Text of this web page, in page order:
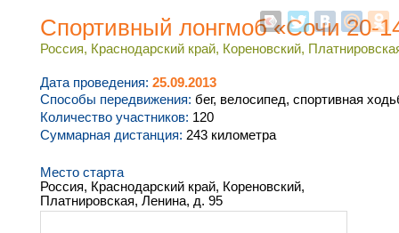
Спортивный лонгмоб «Сочи
Россия, Краснодарский край, Кореновский,
Дата проведения: 25.09.2013
Способы передвижения: бег, велосипед, спортивная
Количество участников: 120
Суммарная дистанция: 243 километра
Место старта
Россия, Краснодарский край, Кореновский,
Платнировская, Ленина, д. 95